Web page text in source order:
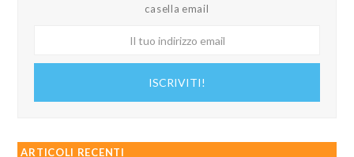
casella email
ISCRIVITI!
ARTICOLI RECENTI